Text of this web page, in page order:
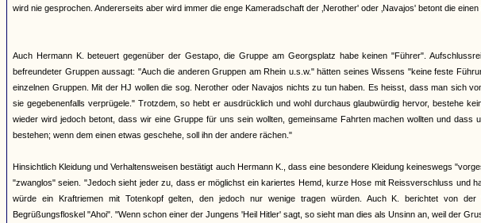
wird nie gesprochen. Andererseits aber wird immer die enge Kameradschaft der ‚Nerother' oder ‚Navajos' betont die
Auch Hermann K. beteuert gegenüber der Gestapo, die Gruppe am Georgsplatz habe keinen "Führer".
befreundeter Gruppen aussagt: "Auch die anderen Gruppen am Rhein u.s.w." hätten seines Wissens "keine feste
einzelnen Gruppen. Mit der HJ wollen die sog. Nerother oder Navajos nichts zu tun haben. Es heisst, dass man sich
sie gegebenenfalls verprügele." Trotzdem, so hebt er ausdrücklich und wohl durchaus glaubwürdig hervor, bestehe
wieder wird jedoch betont, dass wir eine Gruppe für uns sein wollten, gemeinsame Fahrten machen wollten und dass
bestehen; wenn dem einen etwas geschehe, soll ihn der andere rächen."
Hinsichtlich Kleidung und Verhaltensweisen bestätigt auch Hermann K., dass eine besondere Kleidung keineswegs
"zwanglos" seien. "Jedoch sieht jeder zu, dass er möglichst ein kariertes Hemd, kurze Hose mit Reissverschluss und
würde ein Kraftriemen mit Totenkopf gelten, den jedoch nur wenige tragen würden. Auch K. berichtet von
Begrüßungsfloskel "Ahoi". "Wenn schon einer der Jungens 'Heil Hitler' sagt, so sieht man dies als Unsinn an, weil der